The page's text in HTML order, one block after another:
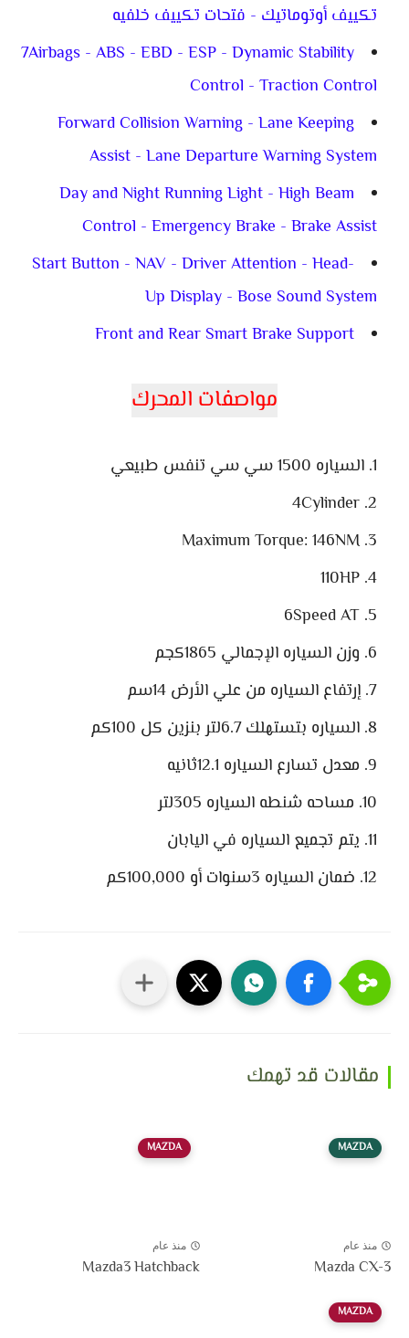
تكييف أوتوماتيك - فتحات تكييف خلفيه
7Airbags - ABS - EBD - ESP - Dynamic Stability
Control - Traction Control
Forward Collision Warning - Lane Keeping
Assist - Lane Departure Warning System
Day and Night Running Light - High Beam
Control - Emergency Brake - Brake Assist
Start Button - NAV - Driver Attention - Head-
Up Display - Bose Sound System
Front and Rear Smart Brake Support
مواصفات المحرك
السياره 1500 سي سي تنفس طبيعي
4Cylinder
Maximum Torque: 146NM
110HP
6Speed AT
وزن السياره الإجمالي 1865كجم
إرتفاع السياره من علي الأرض 14سم
السياره بتستهلك 6.7لتر بنزين كل 100كم
معدل تسارع السياره 12.1ثانيه
مساحه شنطه السياره 305لتر
يتم تجميع السياره في اليابان
ضمان السياره 3سنوات أو 100,000كم
مقالات قد تهمك
MAZDA
منذ عام
Mazda CX-3
MAZDA
منذ عام
Mazda3 Hatchback
MAZDA